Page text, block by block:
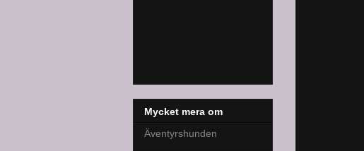
Mycket mera om
Äventyrshunden